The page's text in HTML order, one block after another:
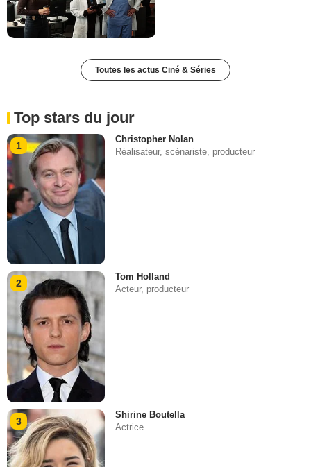
Toutes les actus Ciné & Séries
Top stars du jour
1
Christopher Nolan
Réalisateur, scénariste, producteur
2
Tom Holland
Acteur, producteur
3
Shirine Boutella
Actrice